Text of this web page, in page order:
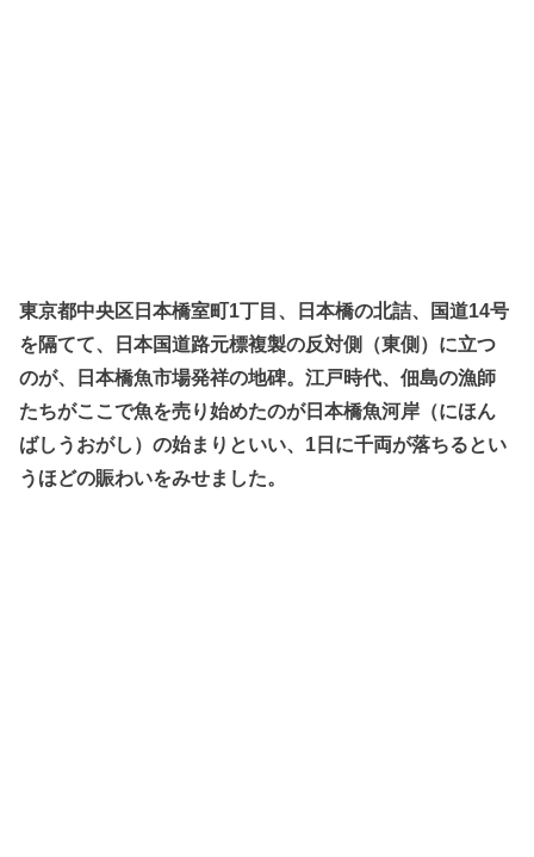
東京都中央区日本橋室町1丁目、日本橋の北詰、国道14号
を隔てて、日本国道路元標複製の反対側（東側）に立つ
のが、日本橋魚市場発祥の地碑。江戸時代、佃島の漁師
たちがここで魚を売り始めたのが日本橋魚河岸（にほん
ばしうおがし）の始まりといい、1日に千両が落ちるとい
うほどの賑わいをみせました。